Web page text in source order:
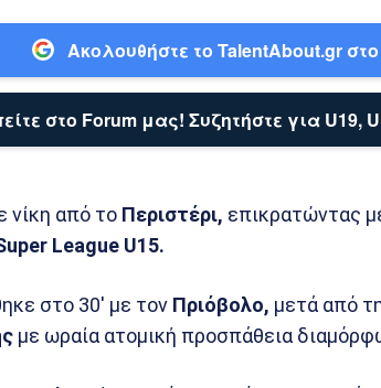
Ακολουθήστε το TalentAbout.gr
στο Forum μας! Συζητήστε για U19,
νίκη από το Περιστέρι, επικρατώντας
League U15.
στο 30′ με τον Πριόβολο, μετά από
με ωραία ατομική προσπάθεια